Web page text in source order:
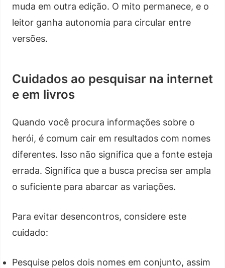
muda em outra edição. O mito permanece, e o
leitor ganha autonomia para circular entre
versões.
Cuidados ao pesquisar na internet
e em livros
Quando você procura informações sobre o
herói, é comum cair em resultados com nomes
diferentes. Isso não significa que a fonte esteja
errada. Significa que a busca precisa ser ampla
o suficiente para abarcar as variações.
Para evitar desencontros, considere este
cuidado:
Pesquise pelos dois nomes em conjunto, assim